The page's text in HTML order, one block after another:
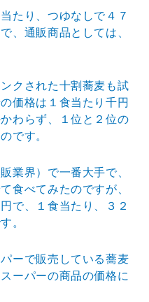
たり、つゆなしで４７
、通販商品としては、
クされた十割蕎麦も試
価格は１食当たり千円
わらず、１位と２位の
です。
業界）で一番大手で、
食べてみたのですが、
で、１食当たり、３２
。
ーで販売している蕎麦
ーパーの商品の価格に